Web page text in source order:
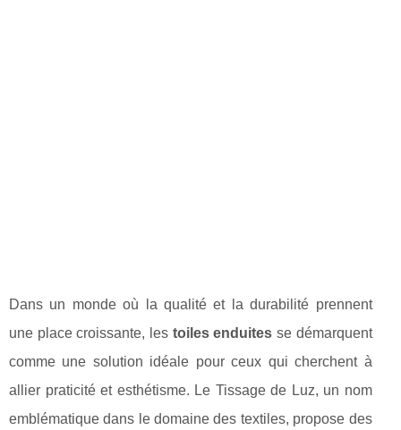
Dans un monde où la qualité et la durabilité prennent
une place croissante, les toiles enduites se démarquent
comme une solution idéale pour ceux qui cherchent à
allier praticité et esthétisme. Le Tissage de Luz, un nom
emblématique dans le domaine des textiles, propose des